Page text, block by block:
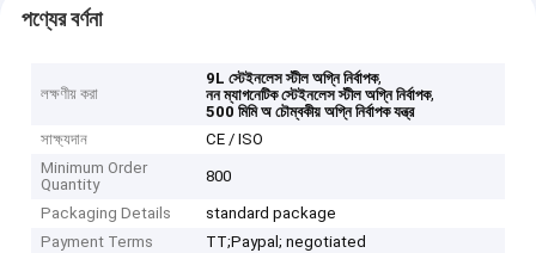
পণ্যের বর্ণনা
লক্ষণীয় করা
9L স্টেইনলেস স্টীল অগ্নি নির্বাপক,
নন ম্যাগনেটিক স্টেইনলেস স্টীল অগ্নি নির্বাপক,
500 মিমি অ চৌম্বকীয় অগ্নি নির্বাপক যন্ত্র
সাক্ষ্যদান
CE / ISO
Minimum Order
Quantity
800
Packaging Details
standard package
Payment Terms
TT;Paypal; negotiated